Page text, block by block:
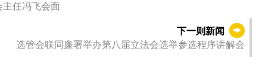
任冯飞会面
下一则新闻
选管会联同廉署举办第八届立法会选举参选程序讲解会